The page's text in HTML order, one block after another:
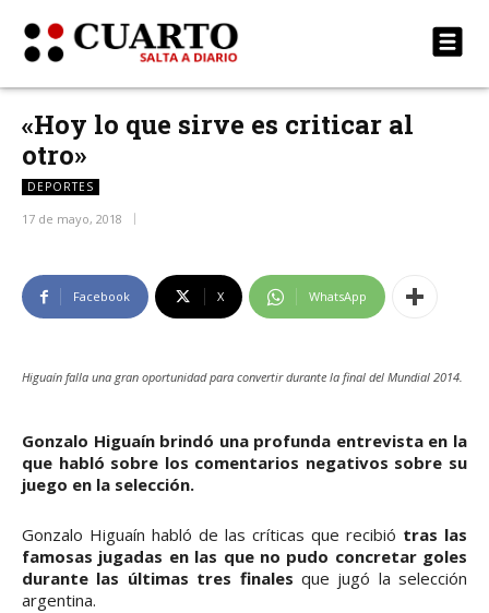
«Hoy lo que sirve es criticar al
otro»
DEPORTES
17 de mayo, 2018
Facebook X WhatsApp
Higuaín falla una gran oportunidad para convertir durante la final del Mundial 2014.
Gonzalo Higuaín brindó una profunda entrevista en la
que habló sobre los comentarios negativos sobre su
juego en la selección.
Gonzalo Higuaín habló de las críticas que recibió tras las
famosas jugadas en las que no pudo concretar goles
durante las últimas tres finales que jugó la selección
argentina.